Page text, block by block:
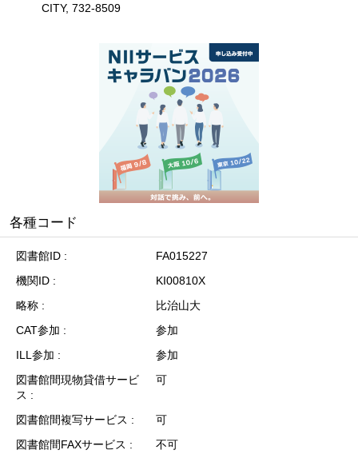
CITY, 732-8509
各種コード
図書館ID
FA015227
機関ID
KI00810X
略称
比治山大
CAT参加
参加
ILL参加
参加
図書館間現物貸借サービ
ス
可
図書館間複写サービス
可
図書館間FAXサービス
不可